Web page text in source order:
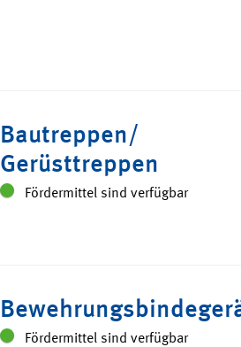
Bautreppen/
Gerüsttreppen
Fördermittel sind verfügbar
Fördermittel sind verfügbar